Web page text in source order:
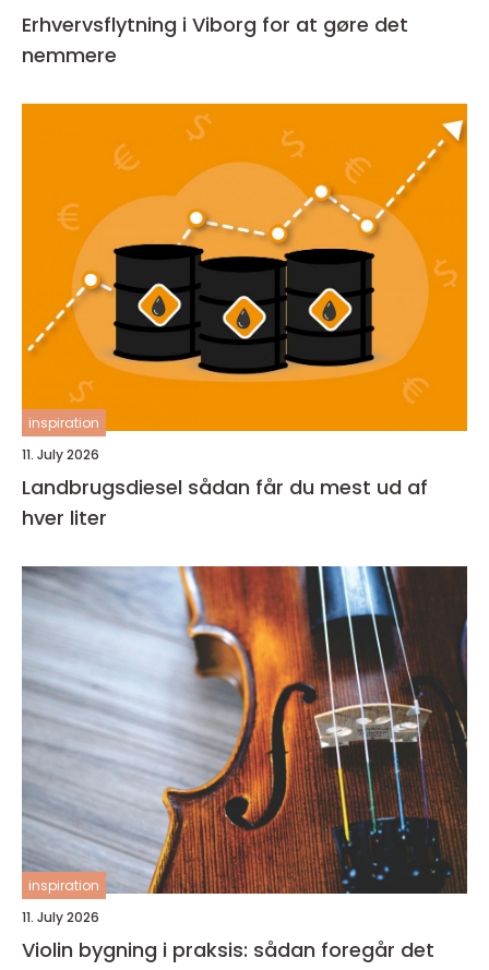
Erhvervsflytning i Viborg for at gøre det
nemmere
inspiration
11. July 2026
Landbrugsdiesel sådan får du mest ud af
hver liter
inspiration
11. July 2026
Violin bygning i praksis: sådan foregår det